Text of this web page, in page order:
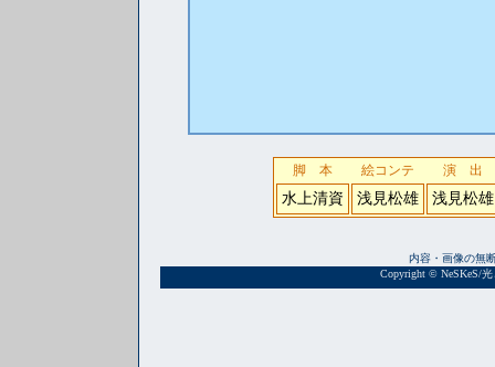
脚 本 絵コンテ 演 出
水上清資 浅見松雄 浅見松雄
内容・画像の無
Copyright © NeSKeS/